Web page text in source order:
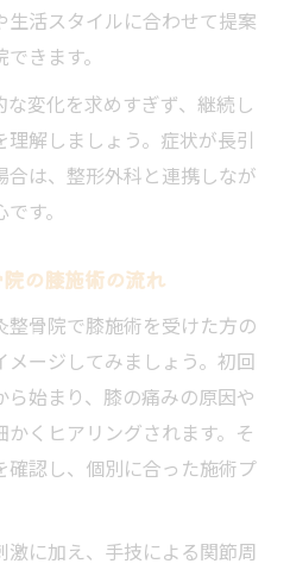
活スタイルに合わせて提案
きます。
変化を求めすぎず、継続し
解しましょう。症状が長引
合は、整形外科と連携しなが
す。
の膝施術の流れ
骨院で膝施術を受けた方の
ージしてみましょう。初回
始まり、膝の痛みの原因や
くヒアリングされます。そ
確認し、個別に合った施術プ
に加え、手技による関節周